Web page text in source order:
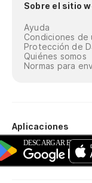
Sobre el sitio
Ayuda
Condiciones de
Protección de
Quiénes somos
Normas para
Aplicaciones